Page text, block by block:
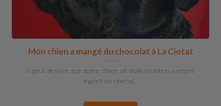
Mon chien a mangé du chocolat à La Ciotat
Il peut arriver que votre chien ait malencontreusement
ingéré du chocol...